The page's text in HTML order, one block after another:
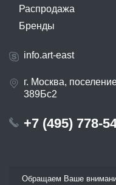
Распродажа
Бренды
info.art-east
г. Москва,
389Бс2
+7 (495) 778-
Обращаем Ваше